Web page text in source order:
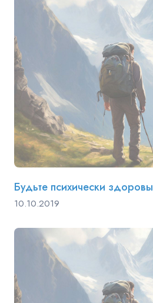
Будьте психически здоровы
10.10.2019